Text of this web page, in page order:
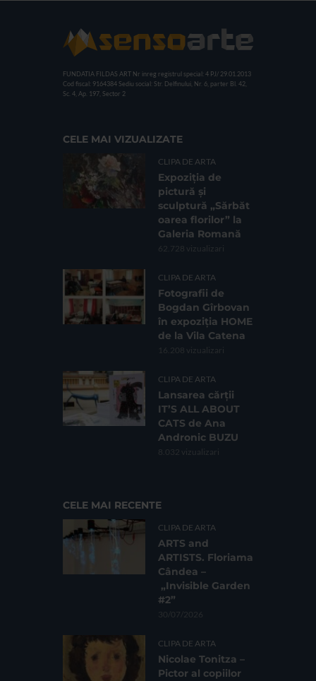
FUNDATIA FILDAS ART Nr inreg registrul special: 4 PJ/ 29.01.2013
Cod fiscal: 9164384 Sediu social: Str. Delfinului, Nr. 6, parter Bl. 42,
Sc. 4, Ap. 197, Sector 2
CELE MAI VIZUALIZATE
CLIPA DE ARTA
Expoziția de
pictură și
sculptură „Sărbăt
oarea florilor” la
Galeria Romană
62.728 vizualizari
CLIPA DE ARTA
Fotografii de
Bogdan Gîrbovan
în expoziția HOME
de la Vila Catena
16.208 vizualizari
CLIPA DE ARTA
Lansarea cărții
IT’S ALL ABOUT
CATS de Ana
Andronic BUZU
8.032 vizualizari
CELE MAI RECENTE
CLIPA DE ARTA
ARTS and
ARTISTS. Floriama
Cândea –
„Invisible Garden
#2”
30/07/2026
CLIPA DE ARTA
Nicolae Tonitza –
Pictor al copiilor